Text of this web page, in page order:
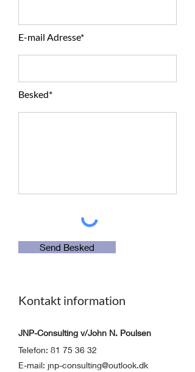
E-mail Adresse*
Besked*
Send Besked
Kontakt information
JNP-Consulting v/John N. Poulsen
Telefon: 81 75 36 32
E-mail: jnp-consulting@outlook.dk